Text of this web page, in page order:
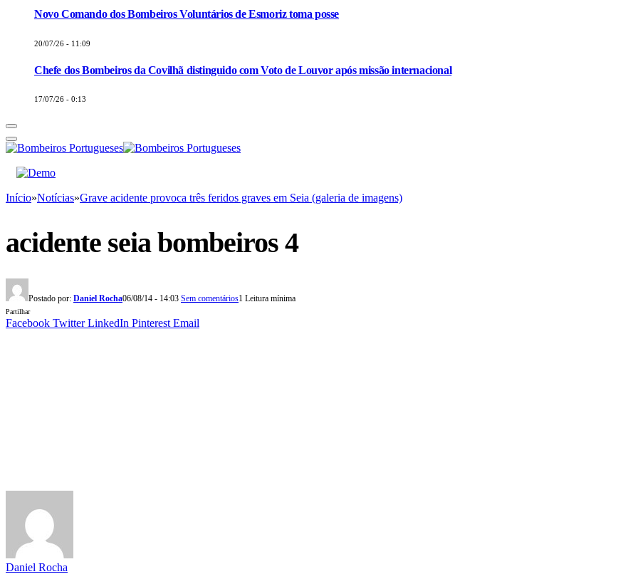
Novo Comando dos Bombeiros Voluntários de Esmoriz toma posse
20/07/26 - 11:09
Chefe dos Bombeiros da Covilhã distinguido com Voto de Louvor após missão internacional
17/07/26 - 0:13
Início»Notícias»Grave acidente provoca três feridos graves em Seia (galeria de imagens)
acidente seia bombeiros 4
Postado por: Daniel Rocha06/08/14 - 14:03 Sem comentários1 Leitura mínima
Partilhar
Facebook Twitter LinkedIn Pinterest Email
Daniel Rocha